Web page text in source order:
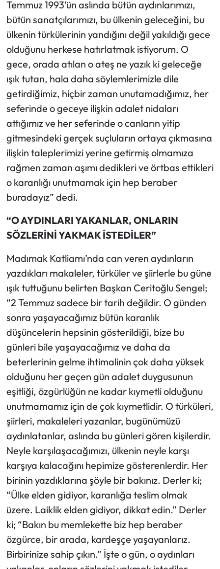
Temmuz 1993’ün aslında bütün aydınlarımızı,
bütün sanatçılarımızı, bu ülkenin geleceğini, bu
ülkenin türkülerinin yandığını değil yakıldığı gece
olduğunu herkese hatırlatmak istiyorum. O
gece, orada atılan o ateş ne yazık ki geleceğe
ışık tutan, hala daha söylemlerimizle dile
getirdiğimiz, hiçbir zaman unutamadığımız, her
seferinde o geceye ilişkin adalet nidaları
attığımız ve her seferinde o canların yitip
gitmesindeki gerçek suçluların ortaya çıkmasına
ilişkin taleplerimizi yerine getirmiş olmamıza
rağmen zaman aşımı dedikleri ve örtbas ettikleri
o karanlığı unutmamak için hep beraber
buradayız” dedi.
“O AYDINLARI YAKANLAR, ONLARIN
SÖZLERİNİ YAKMAK İSTEDİLER”
Madımak Katliamı’nda can veren aydınların
yazdıkları makaleler, türküler ve şiirlerle bu güne
ışık tuttuğunu belirten Başkan Ceritoğlu Sengel;
“2 Temmuz sadece bir tarih değildir. O günden
sonra yaşayacağımız bütün karanlık
düşüncelerin hepsinin gösterildiği, bize bu
günleri bile yaşayacağımız ve daha da
beterlerinin gelme ihtimalinin çok daha yüksek
olduğunu her geçen gün adalet duygusunun
eşitliği, özgürlüğün ne kadar kıymetli olduğunu
unutmamamız için de çok kıymetlidir. O türküleri,
şiirleri, makaleleri yazanlar, bugünümüzü
aydınlatanlar, aslında bu günleri gören kişilerdir.
Neyle karşılaşacağımızı, ülkenin neyle karşı
karşıya kalacağını hepimize gösterenlerdir. Her
birinin yazdıklarına şöyle bir bakınız. Derler ki;
“Ülke elden gidiyor, karanlığa teslim olmak
üzere. Laiklik elden gidiyor, dikkat edin.” Derler
ki; “Bakın bu memlekette biz hep beraber
özgürce, bir arada, kardeşçe yaşayanlarız.
Birbirinize sahip çıkın.” İşte o gün, o aydınları